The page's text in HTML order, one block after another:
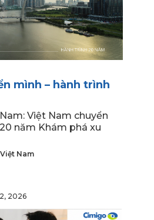
mình – hành trình
Việt Nam chuyển
năm Khám phá xu
Nam
2026